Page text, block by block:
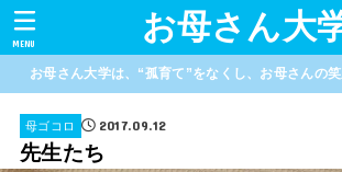
お母さん大
MENU
お母さん大学は、“孤育て”をなくし、お母さんの
母ゴコロ 2017.09.12
先生たち